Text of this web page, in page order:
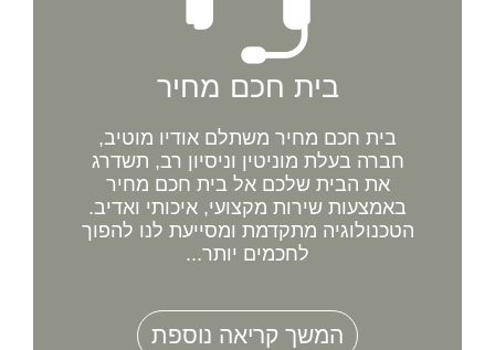
בית חכם מחיר
בית חכם מחיר משתלם אודיו מוטיב,
חברה בעלת מוניטין וניסיון רב, תשדרג
את הבית שלכם אל בית חכם מחיר
באמצעות שירות מקצועי, איכותי ואדיב.
הטכנולוגיה מתקדמת ומסייעת לנו להפוך
לחכמים יותר...
המשך קריאה נוספת